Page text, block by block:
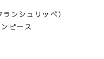
ンシュリッペ）
ピース